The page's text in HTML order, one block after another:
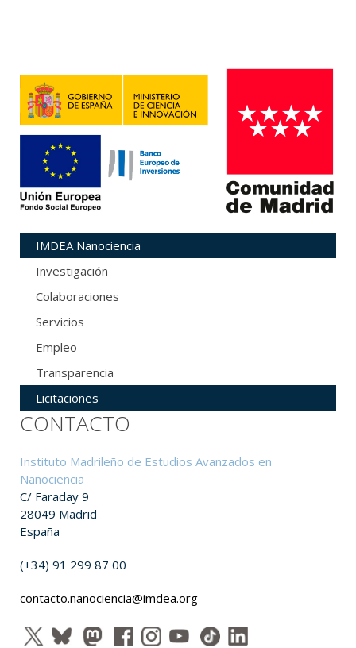
IMDEA Nanociencia
Investigación
Colaboraciones
Servicios
Empleo
Transparencia
Licitaciones
CONTACTO
Instituto Madrileño de Estudios Avanzados en
Nanociencia
C/ Faraday 9
28049 Madrid
España
(+34) 91 299 87 00
contacto.nanociencia@imdea.org